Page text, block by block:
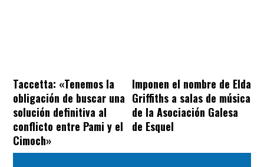
Taccetta: «Tenemos la
obligación de buscar una
solución definitiva al
conflicto entre Pami y el
Cimoch»
Imponen el nombre de Elda
Griffiths a salas de música
de la Asociación Galesa
de Esquel